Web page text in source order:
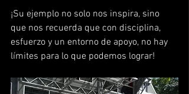
¡Su ejemplo no solo nos inspira, sino
que nos recuerda que con disciplina,
esfuerzo y un entorno de apoyo, no hay
límites para lo que podemos lograr!